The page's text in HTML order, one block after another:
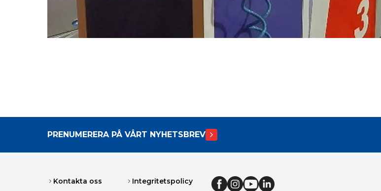
PRENUMERERA PÅ VÅRT NYHETSBREV
Kontakta oss Integritetspolicy